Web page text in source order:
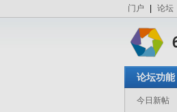
门户 论坛
论坛功能
今日新帖